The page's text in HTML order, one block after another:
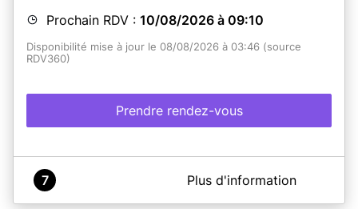
Prochain RDV : 10/08/2026 à 09:10
Disponibilité mise à jour le 08/08/2026 à 03:46 (source
RDV360)
Prendre rendez-vous
A propos de Démarches PIÈCES d'IDENTITÉ - MAIRIE
de COLOMIERS
7 Plus d'information